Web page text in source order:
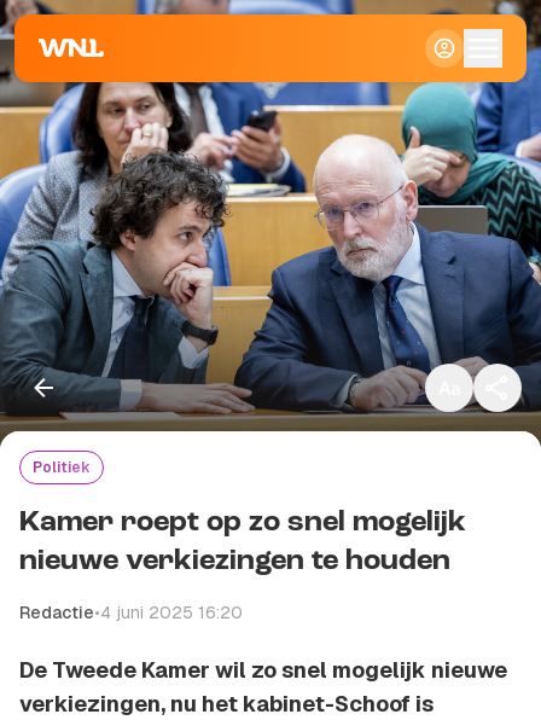
Klein
Standaard
Groot
Politiek
Kamer roept op zo snel mogelijk
nieuwe verkiezingen te houden
Redactie•4 juni 2025 16:20
De Tweede Kamer wil zo snel mogelijk nieuwe
verkiezingen, nu het kabinet-Schoof is